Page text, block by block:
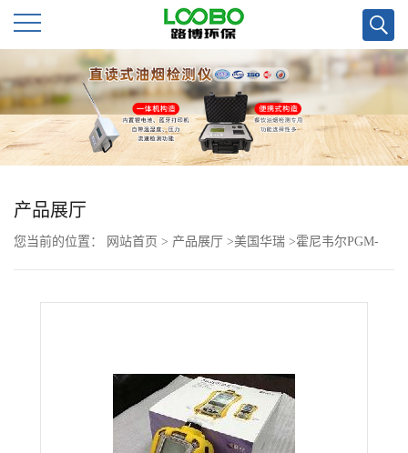
公
司
首
页
公
产品展厅
您当前的位置： 网站首页 > 产品展厅 >美国华瑞 >霍尼韦尔PGM-